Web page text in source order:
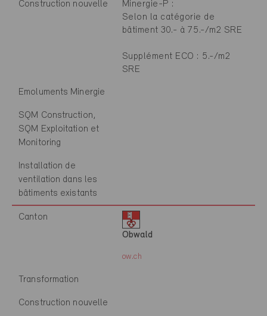
Construction nouvelle
Minergie-P :
Selon la catégorie de
bâtiment 30.- à 75.-/m2 SRE
Supplément ECO : 5.-/m2
SRE
Emoluments Minergie
SQM Construction,
SQM Exploitation et
Monitoring
Installation de
ventilation dans les
bâtiments existants
Canton
Obwald
ow.ch
Transformation
Construction nouvelle